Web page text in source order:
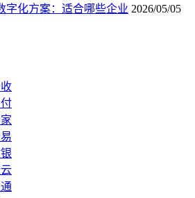
字化方案：适合哪些企业 2026/05/05